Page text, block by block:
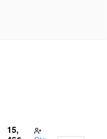
15,